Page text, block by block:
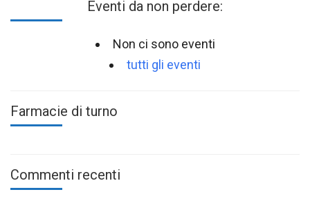
Eventi da non perdere:
Non ci sono eventi
tutti gli eventi
Farmacie di turno
Commenti recenti